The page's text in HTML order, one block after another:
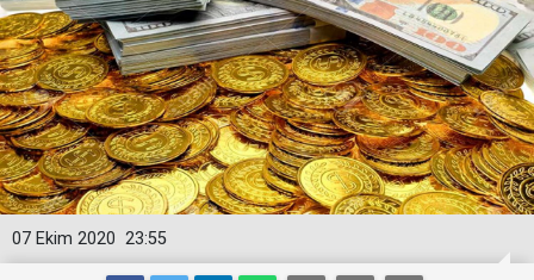
23:55
07 Ekim 2020